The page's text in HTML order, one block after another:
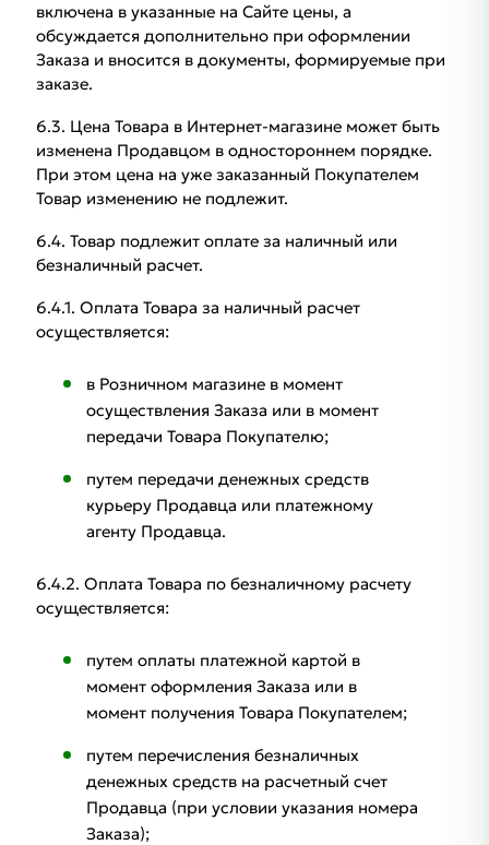
включена в указанные на Сайте цены, а
обсуждается дополнительно при оформлении
Заказа и вносится в документы, формируемые при
заказе.
6.3. Цена Товара в Интернет-магазине может быть
изменена Продавцом в одностороннем порядке.
При этом цена на уже заказанный Покупателем
Товар изменению не подлежит.
6.4. Товар подлежит оплате за наличный или
безналичный расчет.
6.4.1. Оплата Товара за наличный расчет
осуществляется:
в Розничном магазине в момент
осуществления Заказа или в момент
передачи Товара Покупателю;
путем передачи денежных средств
курьеру Продавца или платежному
агенту Продавца.
6.4.2. Оплата Товара по безналичному расчету
осуществляется:
путем оплаты платежной картой в
момент оформления Заказа или в
момент получения Товара Покупателем;
путем перечисления безналичных
денежных средств на расчетный счет
Продавца (при условии указания номера
Заказа);